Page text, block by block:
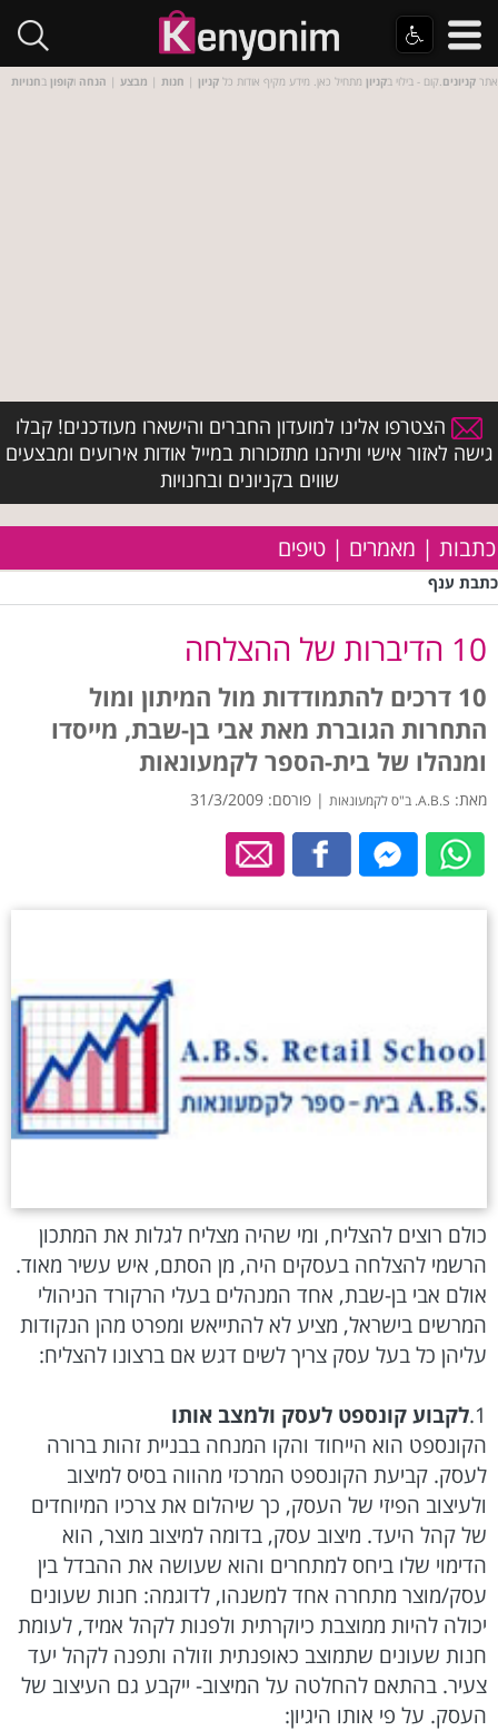
אתר קניונים.קום - בילוי בקניון מתחיל כאן. מידע מקיף אודות כל קניון | חנות | מבצע | הנחה וקופון בחנויות
הצטרפו אלינו למועדון החברים והישארו מעודכנים! קבלו
גישה לאזור אישי ותיהנו מתזכורות במייל אודות אירועים ומבצעים
שווים בקניונים ובחנויות
כתבות | מאמרים | טיפים
כתבת ענף
10 הדיברות של ההצלחה
10 דרכים להתמודדות מול המיתון ומול
התחרות הגוברת מאת אבי בן-שבת, מייסדו
ומנהלו של בית-הספר לקמעונאות
מאת: A.B.S. ב"ס לקמעונאות | פורסם: 31/3/2009
כולם רוצים להצליח, ומי שהיה מצליח לגלות את המתכון
הרשמי להצלחה בעסקים היה, מן הסתם, איש עשיר מאוד.
אולם אבי בן-שבת, אחד המנהלים בעלי הרקורד הניהולי
המרשים בישראל, מציע לא להתייאש ומפרט מהן הנקודות
עליהן כל בעל עסק צריך לשים דגש אם ברצונו להצליח:
1. לקבוע קונספט לעסק ולמצב אותו
הקונספט הוא הייחוד והקו המנחה בבניית זהות ברורה
לעסק. קביעת הקונספט המרכזי מהווה בסיס למיצוב
ולעיצוב הפיזי של העסק, כך שיהלום את צרכיו המיוחדים
של קהל היעד. מיצוב עסק, בדומה למיצוב מוצר, הוא
הדימוי שלו ביחס למתחרים והוא שעושה את ההבדל בין
עסק/מוצר מתחרה אחד למשנהו, לדוגמה: חנות שעונים
יכולה להיות ממוצבת כיוקרתית ולפנות לקהל אמיד, לעומת
חנות שעונים שתמוצב כאופנתית וזולה ותפנה לקהל יעד
צעיר. בהתאם להחלטה על המיצוב- ייקבע גם העיצוב של
העסק. על פי אותו היגיון: